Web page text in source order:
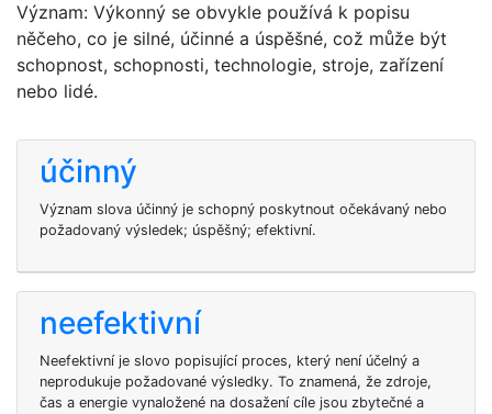
Význam: Výkonný se obvykle používá k popisu
něčeho, co je silné, účinné a úspěšné, což může být
schopnost, schopnosti, technologie, stroje, zařízení
nebo lidé.
účinný
Význam slova účinný je schopný poskytnout očekávaný nebo
požadovaný výsledek; úspěšný; efektivní.
neefektivní
Neefektivní je slovo popisující proces, který není účelný a
neprodukuje požadované výsledky. To znamená, že zdroje,
čas a energie vynaložené na dosažení cíle jsou zbytečné a